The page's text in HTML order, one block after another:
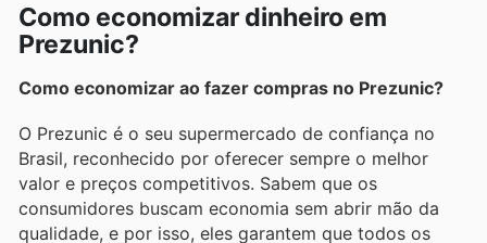
Como economizar dinheiro em
Prezunic?
Como economizar ao fazer compras no Prezunic?
O Prezunic é o seu supermercado de confiança no
Brasil, reconhecido por oferecer sempre o melhor
valor e preços competitivos. Sabem que os
consumidores buscam economia sem abrir mão da
qualidade, e por isso, eles garantem que todos os